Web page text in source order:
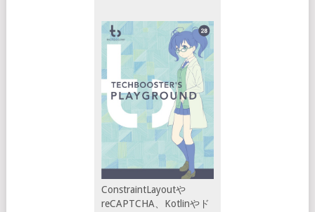
ConstraintLayoutや
reCAPTCHA、Kotlinやド